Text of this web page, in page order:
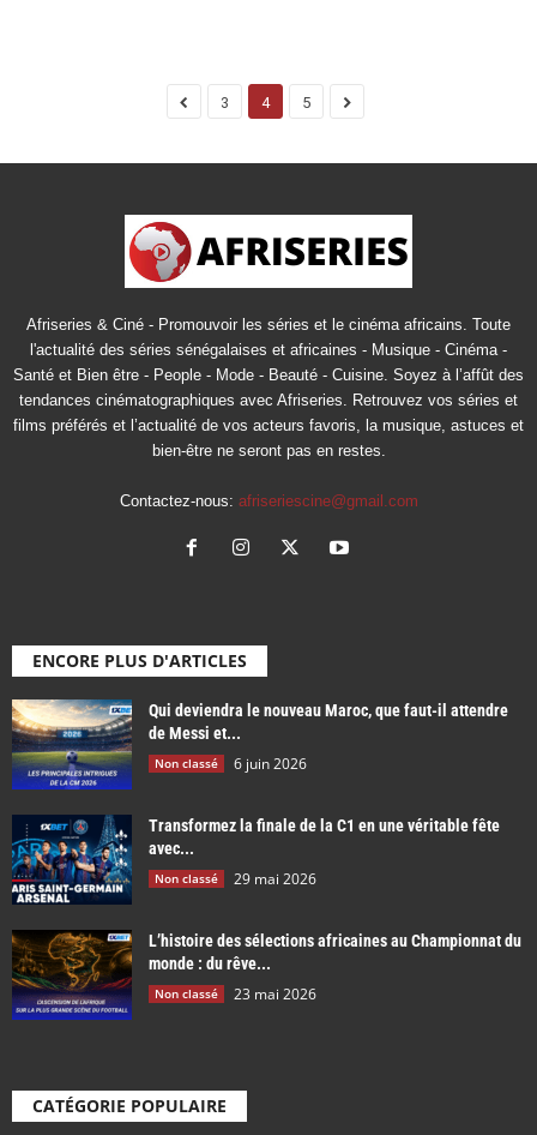
3 4 5
Afriseries & Ciné - Promouvoir les séries et le cinéma africains. Toute
l'actualité des séries sénégalaises et africaines - Musique - Cinéma -
Santé et Bien être - People - Mode - Beauté - Cuisine. Soyez à l’affût des
tendances cinématographiques avec Afriseries. Retrouvez vos séries et
films préférés et l’actualité de vos acteurs favoris, la musique, astuces et
bien-être ne seront pas en restes.
Contactez-nous: afriseriescine@gmail.com
ENCORE PLUS D'ARTICLES
Qui deviendra le nouveau Maroc, que faut-il attendre
de Messi et...
Non classé 6 juin 2026
Transformez la finale de la C1 en une véritable fête
avec...
Non classé 29 mai 2026
L’histoire des sélections africaines au Championnat du
monde : du rêve...
Non classé 23 mai 2026
CATÉGORIE POPULAIRE